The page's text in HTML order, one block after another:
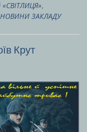
«СВІТЛИЦЯ»,
НОВИНИ ЗАКЛАДУ
Крут